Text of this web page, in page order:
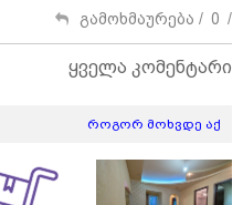
/ 07-08-2026
ჯოლის ძმა ცოლს
და აღიარა, რომ გეია
გიჟურად
დისნეის პრინცესები"
/ 07-08-2026
SpaceX-ის
გამოხმაურება / 0 /
ყველა კომენტარი
როგორ მოხვდე აქ